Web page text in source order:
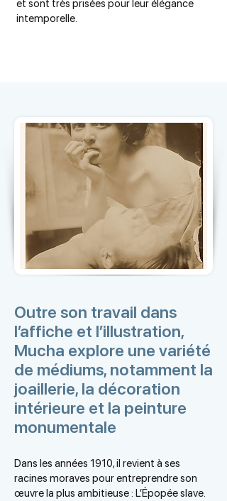
et sont très prisées pour leur élégance
intemporelle.
Outre son travail dans
l’affiche et l’illustration,
Mucha explore une variété
de médiums, notamment la
joaillerie, la décoration
intérieure et la peinture
monumentale
Dans les années 1910, il revient à ses
racines moraves pour entreprendre son
œuvre la plus ambitieuse : L’Épopée slave.